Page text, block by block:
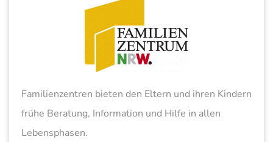
Familienzentren bieten den Eltern und ihren Kindern
frühe Beratung, Information und Hilfe in allen
Lebensphasen.